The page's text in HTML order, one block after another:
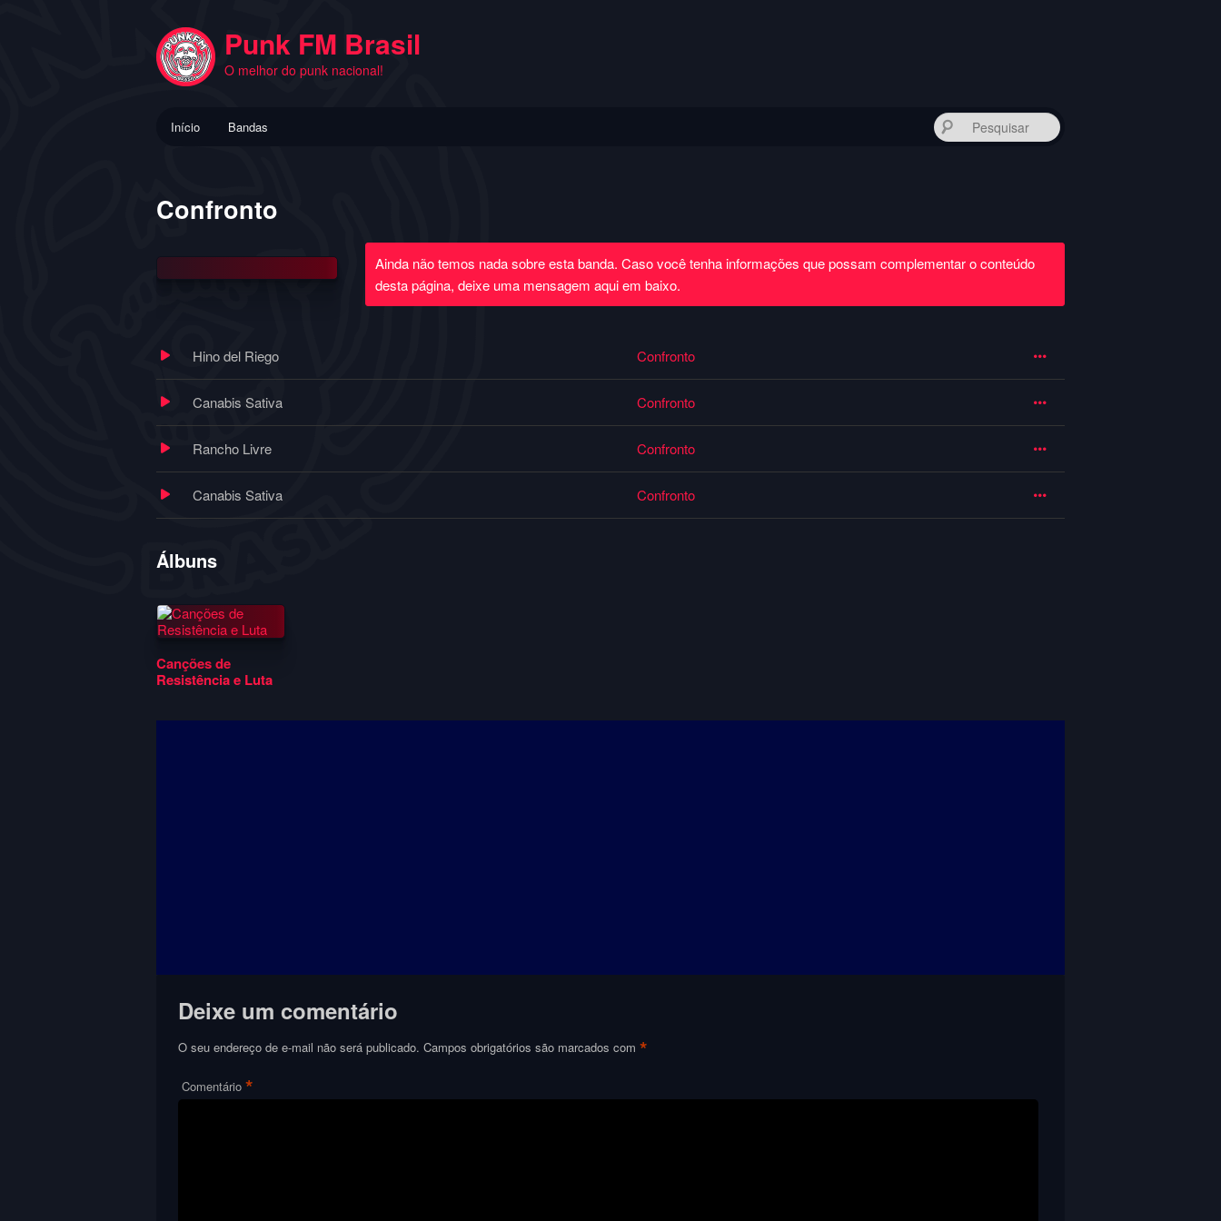
Punk FM Brasil
O melhor do punk nacional!
Início Bandas
Confronto
Ainda não temos nada sobre esta banda. Caso você tenha informações que possam complementar o conteúdo
desta página, deixe uma mensagem aqui em baixo.
Hino del Riego Confronto
Canabis Sativa Confronto
Rancho Livre Confronto
Canabis Sativa Confronto
Álbuns
Canções de
Resistência e Luta
Deixe um comentário
O seu endereço de e-mail não será publicado. Campos obrigatórios são marcados com*
Comentário *